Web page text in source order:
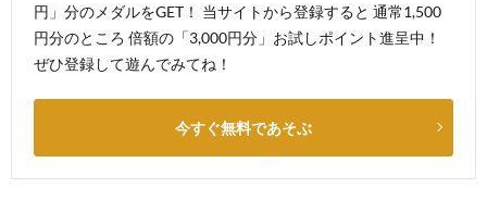
円」分のメダルをGET！ 当サイトから登録すると 通常1,500
円分のところ 倍額の「3,000円分」お試しポイント進呈中！
ぜひ登録して遊んでみてね！
今すぐ無料であそぶ